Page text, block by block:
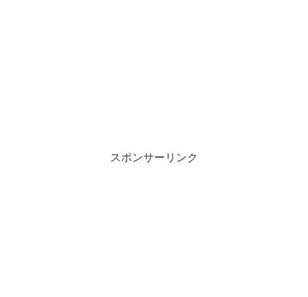
スポンサーリンク